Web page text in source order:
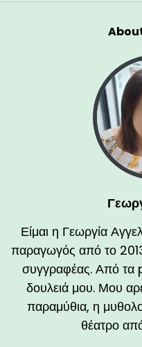
Είμαι η Γεωργία
παραγωγός από το
συγγραφέας. Από
δουλειά μου. Μου
παραμύθια, η
θέατρο